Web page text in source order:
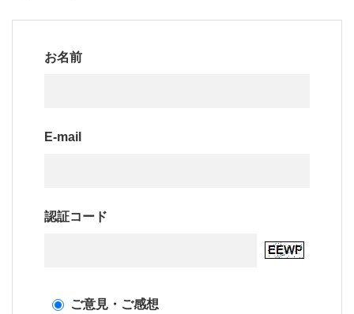
お名前
E-mail
認証コード
ご意見・ご感想